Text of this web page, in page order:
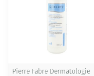
Pierre Fabre Dermatologie